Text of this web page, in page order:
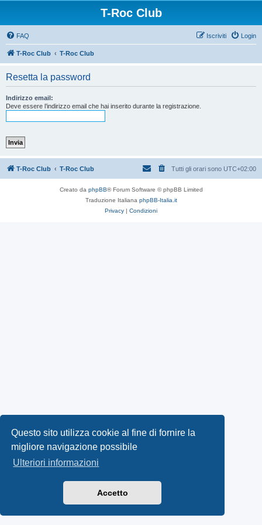
Questo sito utilizza cookie al fine di fornire la
migliore navigazione possibile
Ulteriori informazioni
Accetto
T-Roc Club
FAQ Login
Iscriviti
T-Roc Club T-Roc Club
Resetta la password
Indirizzo email:
Deve essere l’indirizzo email che hai inserito durante la registrazione.
T-Roc Club T-Roc Club Tutti gli orari sono UTC+02:00
Creato da phpBB® Forum Software © phpBB Limited
Traduzione Italiana phpBB-Italia.it
Privacy | Condizioni